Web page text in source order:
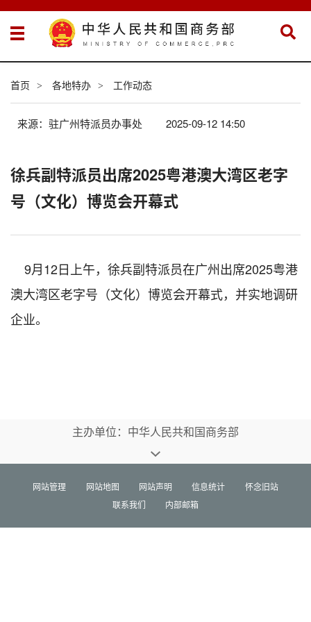
首页 > 各地特办 > 工作动态
来源：驻广州特派员办事处 2025-09-12 14:50
徐兵副特派员出席2025粤港澳大湾区老字
号（文化）博览会开幕式
9月12日 上午，徐兵副特派员在广州出席2025粤港
澳大湾区老字号（文化）博览会开幕式，并实地调研
企业。
主办单位：中华人民共和国商务部
网站管理 网站地图 网站声明 信息统计
怀念旧站
联系我们
内部邮箱